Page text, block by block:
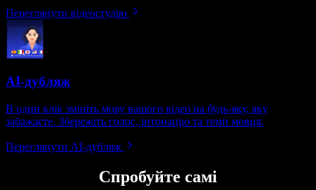
Переглянути відеостудію
AI-дубляж
В один клік змініть мову вашого відео на будь-яку, яку
забажаєте. Збережіть голос, інтонацію та темп мовця.
Переглянути AI-дубляж
Спробуйте самі